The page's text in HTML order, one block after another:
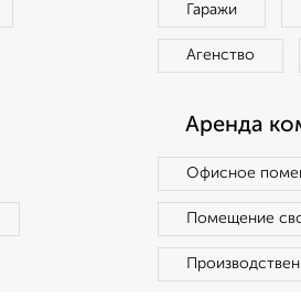
Гаражи
Агенство
Аренда
Офисное
Помещение